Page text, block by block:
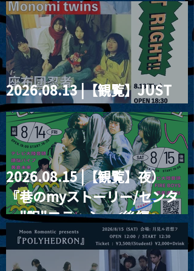
2026.08.13 |【観覧】JUST
RIGHT!! vol.26
2026.08.15 |【観覧】夜）
『巷のmyストーリー/センタ
ー"訳"フラッシュ⚡️後編』